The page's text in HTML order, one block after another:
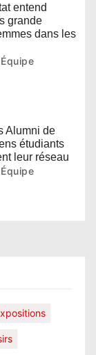
entend
grande
dans les
Équipe
Alumni de
étudiants
leur réseau
Équipe